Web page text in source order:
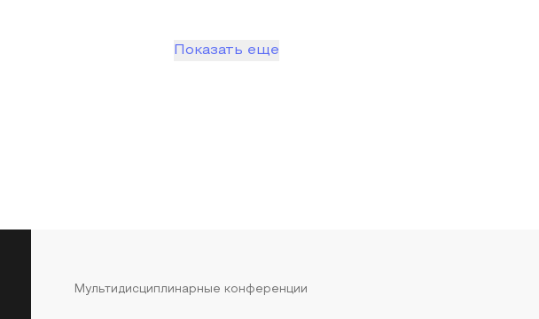
Показать еще
Мультидисциплинарные конференции